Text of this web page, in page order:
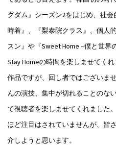
グダム』シーズン2をはじめ、社
時着』、『梨泰院クラス』、個人
スン』や『Sweet Home –僕と世
Stay Homeの時間を楽しませてく
作品ですが、回し者ではございま
んの演技、集中が切れることのな
て視聴者を楽しませてくれました
ほど注目はされていませんが、皆
介しようと思います。